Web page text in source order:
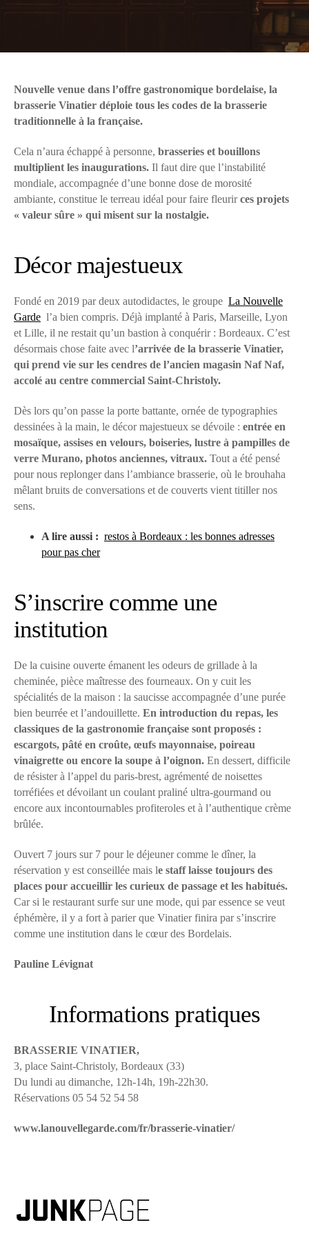
Nouvelle venue dans l’offre gastronomique bordelaise, la
brasserie Vinatier déploie tous les codes de la brasserie
traditionnelle à la française.
Cela n’aura échappé à personne, brasseries et bouillons
multiplient les inaugurations. Il faut dire que l’instabilité
mondiale, accompagnée d’une bonne dose de morosité
ambiante, constitue le terreau idéal pour faire fleurirces projets
« valeur sûre » qui misent sur la nostalgie.
Décor majestueux
Fondé en 2019 par deux autodidactes, le groupe La Nouvelle
Garde l’a bien compris. Déjà implanté à Paris, Marseille, Lyon
et Lille, il ne restait qu’un bastion à conquérir : Bordeaux. C’est
désormais chose faite avec l’arrivée de la brasserie Vinatier,
qui prend vie sur les cendres de l’ancien magasin Naf Naf,
accolé au centre commercial Saint-Christoly.
Dès lors qu’on passe la porte battante, ornée de typographies
dessinées à la main, le décor majestueux se dévoile : entrée en
mosaïque, assises en velours, boiseries, lustre à pampilles de
verre Murano, photos anciennes, vitraux. Tout a été pensé
pour nous replonger dans l’ambiance brasserie, où le brouhaha
mêlant bruits de conversations et de couverts vient titiller nos
sens.
A lire aussi : restos à Bordeaux : les bonnes adresses
pour pas cher
S’inscrire comme une
institution
De la cuisine ouverte émanent les odeurs de grillade à la
cheminée, pièce maîtresse des fourneaux. On y cuit les
spécialités de la maison : la saucisse accompagnée d’une purée
bien beurrée et l’andouillette. En introduction du repas, les
classiques de la gastronomie française sont proposés :
escargots, pâté en croûte, œufs mayonnaise, poireau
vinaigrette ou encore la soupe à l’oignon. En dessert, difficile
de résister à l’appel du paris-brest, agrémenté de noisettes
torréfiées et dévoilant un coulant praliné ultra-gourmand ou
encore aux incontournables profiteroles et à l’authentique crème
brûlée.
Ouvert 7 jours sur 7 pour le déjeuner comme le dîner, la
réservation y est conseillée mais le staff laisse toujours des
places pour accueillir les curieux de passage et les habitués.
Car si le restaurant surfe sur une mode, qui par essence se veut
éphémère, il y a fort à parier que Vinatier finira par s’inscrire
comme une institution dans le cœur des Bordelais.
Pauline Lévignat
Informations pratiques
BRASSERIE VINATIER,
3, place Saint-Christoly, Bordeaux (33)
Du lundi au dimanche, 12h-14h, 19h-22h30.
Réservations 05 54 52 54 58
www.lanouvellegarde.com/fr/brasserie-vinatier/